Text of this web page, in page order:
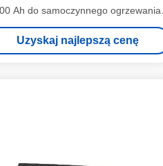
Ah do samoczynnego ogrzewania
słonecznego
Uzyskaj najlepszą cenę